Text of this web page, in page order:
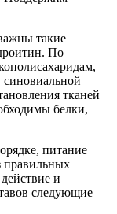
такие
По
синовиальной
тканей
белки,
питание
правильных
и
следующие